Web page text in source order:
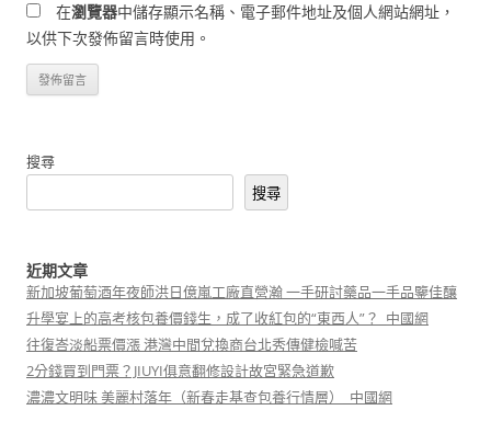
在瀏覽器中儲存顯示名稱、電子郵件地址及個人網站網址，
以供下次發佈留言時使用。
搜尋
搜尋
近期文章
新加坡葡萄酒年夜師洪日億嵐工廠直營瀚 一手研討藥品一手品鑒佳釀
升學宴上的高考核包養價錢生，成了收紅包的“東西人”？_中國網
往復峇淡船票價漲 港灣中間兌換商台北秀傳健檢喊苦
2分錢買到門票？JIUYI俱意翻修設計故宮緊急道歉
濃濃文明味 美麗村落年（新春走基查包養行情層）_中國網